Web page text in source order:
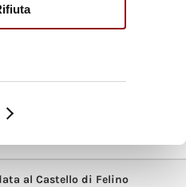
di Fragno
al Castello di Felino